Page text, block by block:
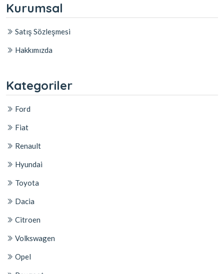
Kurumsal
Satış Sözleşmesi
Hakkımızda
Kategoriler
Ford
Fiat
Renault
Hyundai
Toyota
Dacia
Citroen
Volkswagen
Opel